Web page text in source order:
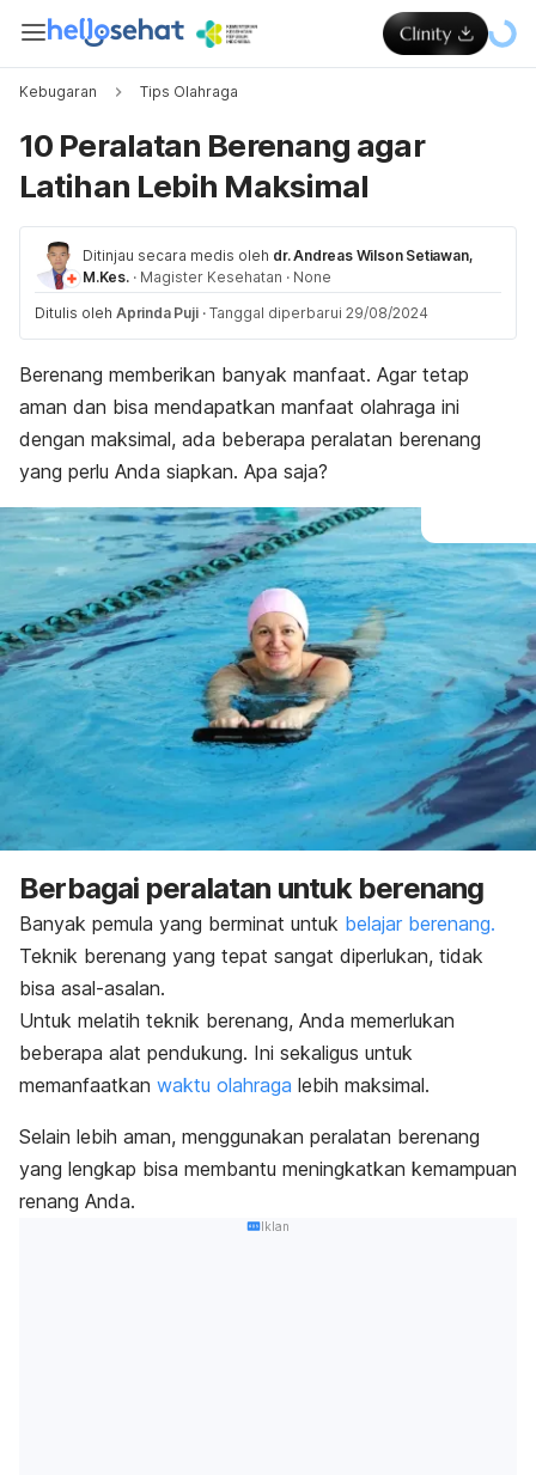
Kebugaran Tips Olahraga
10 Peralatan Berenang agar
Latihan Lebih Maksimal
Ditinjau secara medis oleh dr. Andreas Wilson Setiawan,
M.Kes. · Magister Kesehatan · None
Ditulis oleh Aprinda Puji · Tanggal diperbarui 29/08/2024
Berenang memberikan banyak manfaat. Agar tetap
aman dan bisa mendapatkan manfaat olahraga ini
dengan maksimal, ada beberapa peralatan berenang
yang perlu Anda siapkan. Apa saja?
Berbagai peralatan untuk berenang
Banyak pemula yang berminat untuk belajar berenang.
Teknik berenang yang tepat sangat diperlukan, tidak
bisa asal-asalan.
Untuk melatih teknik berenang, Anda memerlukan
beberapa alat pendukung. Ini sekaligus untuk
memanfaatkan waktu olahraga lebih maksimal.
Selain lebih aman, menggunakan peralatan berenang
yang lengkap bisa membantu meningkatkan kemampuan
renang Anda.
Iklan